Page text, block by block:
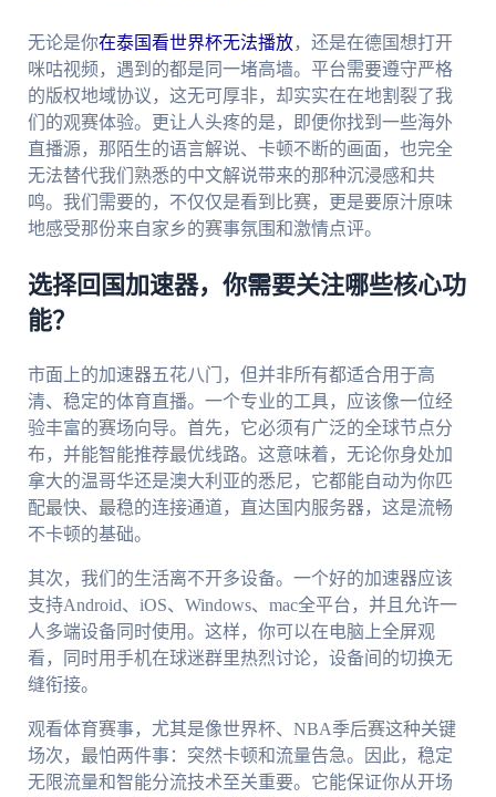
无论是你在泰国看世界杯无法播放，还是在德国想打开
咪咕视频，遇到的都是同一堵高墙。平台需要遵守严格
的版权地域协议，这无可厚非，却实实在在地割裂了我
们的观赛体验。更让人头疼的是，即便你找到一些海外
直播源，那陌生的语言解说、卡顿不断的画面，也完全
无法替代我们熟悉的中文解说带来的那种沉浸感和共
鸣。我们需要的，不仅仅是看到比赛，更是要原汁原味
地感受那份来自家乡的赛事氛围和激情点评。
选择回国加速器，你需要关注哪些核心功
能？
市面上的加速器五花八门，但并非所有都适合用于高
清、稳定的体育直播。一个专业的工具，应该像一位经
验丰富的赛场向导。首先，它必须有广泛的全球节点分
布，并能智能推荐最优线路。这意味着，无论你身处加
拿大的温哥华还是澳大利亚的悉尼，它都能自动为你匹
配最快、最稳的连接通道，直达国内服务器，这是流畅
不卡顿的基础。
其次，我们的生活离不开多设备。一个好的加速器应该
支持Android、iOS、Windows、mac全平台，并且允许一
人多端设备同时使用。这样，你可以在电脑上全屏观
看，同时用手机在球迷群里热烈讨论，设备间的切换无
缝衔接。
观看体育赛事，尤其是像世界杯、NBA季后赛这种关键
场次，最怕两件事：突然卡顿和流量告急。因此，稳定
无限流量和智能分流技术至关重要。它能保证你从开场